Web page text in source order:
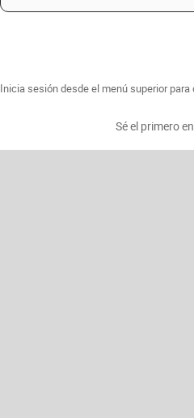
Inicia sesión desde el menú superior
Sé el primero